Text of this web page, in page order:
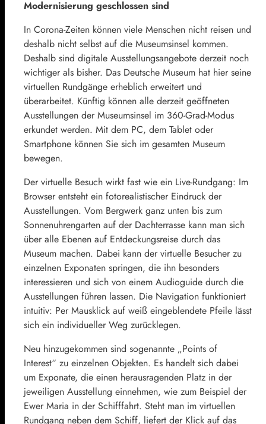
Modernisierung geschlossen sind
In Corona-Zeiten können viele Menschen nicht reisen und
deshalb nicht selbst auf die Museumsinsel kommen.
Deshalb sind digitale Ausstellungsangebote derzeit noch
wichtiger als bisher. Das Deutsche Museum hat hier seine
virtuellen Rundgänge erheblich erweitert und
überarbeitet. Künftig können alle derzeit geöffneten
Ausstellungen der Museumsinsel im 360-Grad-Modus
erkundet werden. Mit dem PC, dem Tablet oder
Smartphone können Sie sich im gesamten Museum
bewegen.
Der virtuelle Besuch wirkt fast wie ein Live-Rundgang: Im
Browser entsteht ein fotorealistischer Eindruck der
Ausstellungen. Vom Bergwerk ganz unten bis zum
Sonnenuhrengarten auf der Dachterrasse kann man sich
über alle Ebenen auf Entdeckungsreise durch das
Museum machen. Dabei kann der virtuelle Besucher zu
einzelnen Exponaten springen, die ihn besonders
interessieren und sich von einem Audioguide durch die
Ausstellungen führen lassen. Die Navigation funktioniert
intuitiv: Per Mausklick auf weiß eingeblendete Pfeile lässt
sich ein individueller Weg zurücklegen.
Neu hinzugekommen sind sogenannte „Points of
Interest“ zu einzelnen Objekten. Es handelt sich dabei
um Exponate, die einen herausragenden Platz in der
jeweiligen Ausstellung einnehmen, wie zum Beispiel der
Ewer Maria in der Schifffahrt. Steht man im virtuellen
Rundgang neben dem Schiff, liefert der Klick auf das